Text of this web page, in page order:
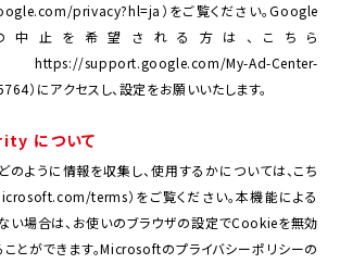
privacy?hl=ja）をご覧ください。Google
中止を希望される方は、こちら
My-Ad-Center-
）にアクセスし、設定をお願いいたします。
について
ように情報を収集し、使用するかについては、こち
terms）をご覧ください。本機能による
い場合は、お使いのブラウザの設定でCookieを無効
とができます。Microsoftのプライバシーポリシーの